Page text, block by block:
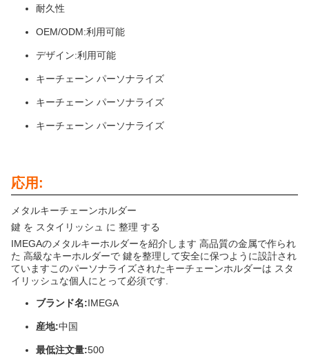
耐久性
OEM/ODM:利用可能
デザイン:利用可能
キーチェーン パーソナライズ
キーチェーン パーソナライズ
キーチェーン パーソナライズ
応用:
メタルキーチェーンホルダー
鍵 を スタイリッシュ に 整理 する
IMEGAのメタルキーホルダーを紹介します 高品質の金属で作られ
た 高級なキーホルダーで 鍵を整理して安全に保つように設計され
ていますこのパーソナライズされたキーチェーンホルダーは スタ
イリッシュな個人にとって必須です.
ブランド名:IMEGA
産地:中国
最低注文量:500